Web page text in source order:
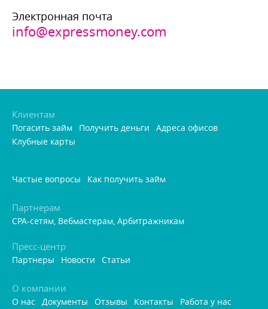
Электронная почта
info@expressmoney.com
Клиентам
Погасить займ Получить деньги
Адреса офисо
Клубные карты
Частые вопросы Как получить займ
Партнерам
CPA-сетям, Вебмастерам, Арбитражникам
Пресс-центр
Партнеры Новости Статьи
О компании
О нас Документы Отзывы Контакты
Работа у нас